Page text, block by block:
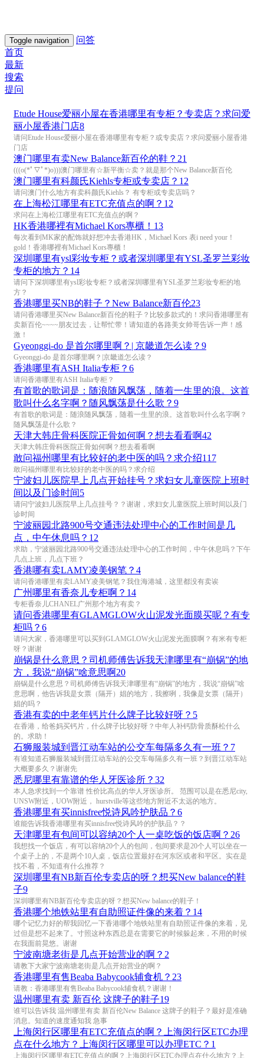
Toggle navigation
问答
首页
最新
搜索
提问
Etude House爱丽小屋在香港哪里有专柜？专卖店？求问爱
丽小屋香港门店8
请问Etude House爱丽小屋在香港哪里有专柜？或专卖店？求问爱丽小屋香港
门店
澳门哪里有卖New Balance新百伦的鞋？ 21
(((o(*ﾟ▽ﾟ*)o)))澳门哪里有☆新平衡☆卖？就是那个New Balance新百伦
澳门哪里有科颜氏Kiehls专柜或专卖店？ 12
请问澳门什么地方有卖科颜氏Kiehls？ 有专柜或专卖店吗？
在上海松江哪里有ETC充值点的啊？ 12
求问在上海松江哪里有ETC充值点的啊？
HK香港哪裡有Michael Kors專櫃！ 13
每次看到MK家的配饰就好想冲去香港HK，Michael Kors 表i need your！
gold！香港哪裡有Michael Kors專櫃！
深圳哪里有ysl彩妆专柜？或者深圳哪里有YSL圣罗兰彩妆
专柜的地方？ 14
请问下深圳哪里有ysl彩妆专柜？或者深圳哪里有YSL圣罗兰彩妆专柜的地
方？
香港哪里买NB的鞋子？New Balance新百伦23
请问香港哪里买New Balance新百伦的鞋子？比较多款式的！求问香港哪里有
卖新百伦~~~~朋友过去，让帮忙带！请知道的各路美女帅哥告诉一声！感
激！
Gyeonggi-do 是首尔哪里啊？| 京畿道怎么读？ 9
Gyeonggi-do 是首尔哪里啊？|京畿道怎么读？
香港哪里有ASH Italia专柜？ 6
请问香港哪里有ASH Italia专柜？
有首歌的歌词是：随浪随风飘荡，随着一生里的浪。这首
歌叫什么名字啊？随风飘荡是什么歌？ 9
有首歌的歌词是：随浪随风飘荡，随着一生里的浪。这首歌叫什么名字啊？
随风飘荡是什么歌？
天津大韩庄骨科医院正骨如何啊？想去看看啊42
天津大韩庄骨科医院正骨如何啊？想去看看啊
敢问福州哪里有比较好的老中医的吗？求介绍117
敢问福州哪里有比较好的老中医的吗？求介绍
宁波妇儿医院早上几点开始挂号？求妇女儿童医院上班时
间以及门诊时间5
请问宁波妇儿医院早上几点挂号？？谢谢，求妇女儿童医院上班时间以及门
诊时间
宁波丽园北路900号交通违法处理中心的工作时间是几
点，中午休息吗？ 12
求助，宁波丽园北路900号交通违法处理中心的工作时间，中午休息吗？下午
几点上班，几点下班？
香港哪有卖LAMY凌美钢笔？ 4
请问香港哪里有卖LAMY凌美钢笔？我住海港城，这里都没有卖诶
广州哪里有香奈儿专柜啊？ 14
专柜香奈儿CHANEL广州那个地方有卖？
请问香港哪里有GLAMGLOW火山泥发光面膜买呢？有专
柜吗？ 6
请问大家，香港哪里可以买到GLAMGLOW火山泥发光面膜啊？有米有专柜
呀？谢谢
崩锅是什么意思？司机师傅告诉我天津哪里有“崩锅”的地
方，我说“崩锅”啥意思啊20
崩锅是什么意思？司机师傅告诉我天津哪里有“崩锅”的地方，我说“崩锅”啥
意思啊，他告诉我是女票（隔开）娼的地方，我擦咧，我像是女票（隔开）
娼的吗？
香港有卖的中老年钙片什么牌子比较好呀？ 5
在香港，给爸妈买钙片，什么牌子比较好呀？中年人补钙防骨质酥松什么
的。求助！
石狮服装城到晋江动车站的公交车每隔多久有一班？ 7
有谁知道石狮服装城到晋江动车站的公交车每隔多久有一班？到晋江动车站
大概要多久？谢谢先
悉尼哪里有靠谱的华人牙医诊所？ 32
本人急求找到一个靠谱 性价比高点的华人牙医诊所。 范围可以是在悉尼city,
UNSW附近，UOW附近， hurstville等这些地方附近不太远的地方。
香港哪里有买innisfree悦诗风吟护肤品？ 6
谁能告诉我香港哪里有买innisfree悦诗风吟的护肤品？？
天津哪里有包间可以容纳20个人一桌吃饭的饭店啊？ 26
我想找一个饭店，有可以容纳20个人的包间，包间要求是20个人可以坐在一
个桌子上的，不是两个10人桌，饭店位置最好在河东区或者和平区。实在是
找不着，不知道有什么推荐？
深圳哪里有NB新百伦专卖店的呀？想买New balance的鞋
子9
深圳哪里有NB新百伦专卖店的呀？想买New balance的鞋子！
香港哪个地铁站里有自助照证件像的来着？ 14
哪个记忆力好的帮我回忆一下香港哪个地铁站里有自助照证件像的来着，见
过但是想不起来了。寸照这种东西总是在需要它的时候躲起来，不用的时候
在我面前晃悠。谢谢
宁波南塘老街是几点开始营业的啊？ 2
请教下大家宁波南塘老街是几点开始营业的啊？
香港哪里有售Beaba Babycook辅食机？ 23
请教：香港哪里有售Beaba Babycook辅食机？谢谢！
温州哪里有卖 新百伦 这牌子的鞋子19
谁可以告诉我 温州哪里有卖 新百伦New Balance 这牌子的鞋子？最好是准确
消息。知道的速度通知我 急事
上海闵行区哪里有ETC充值点的啊？上海闵行区ETC办理
点在什么地方？上海闵行区哪里可以办理ETC？ 1
上海闵行区哪里有ETC充值点的啊？上海闵行区ETC办理点在什么地方？上